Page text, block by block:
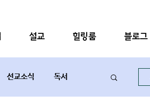
설교 힐링룸 블로그
선교소식 독서